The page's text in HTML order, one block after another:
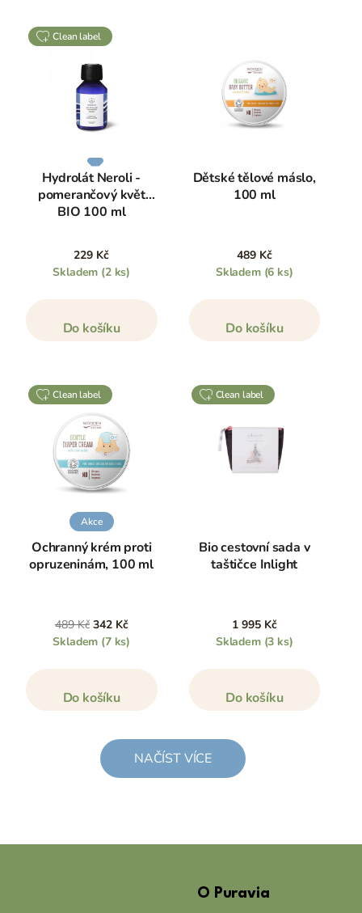
clean label
Hydrolát Neroli -
pomerančový květ
BIO 100 ml
229 Kč
Skladem (2 ks)
Do košíku
Dětské tělové máslo,
100 ml
489 Kč
Skladem (6 ks)
Do košíku
clean label
Akce
Ochranný krém proti
opruzeninám, 100 ml
489 Kč 342 Kč
Skladem (7 ks)
Do košíku
clean label
Bio cestovní sada v
taštičce Inlight
1 995 Kč
Skladem (3 ks)
Do košíku
NAČÍST VÍCE
O Puravia